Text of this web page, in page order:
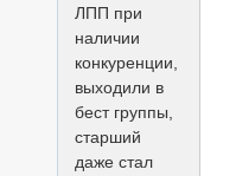
ЛПП при
наличии
конкуренции,
выходили в
бест группы,
старший
даже стал